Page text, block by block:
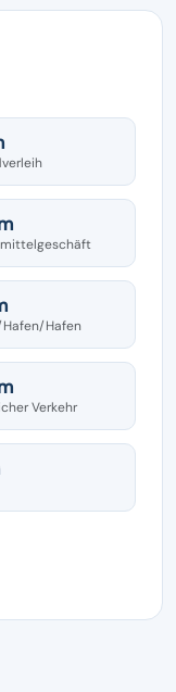
Hafen
Verkehr